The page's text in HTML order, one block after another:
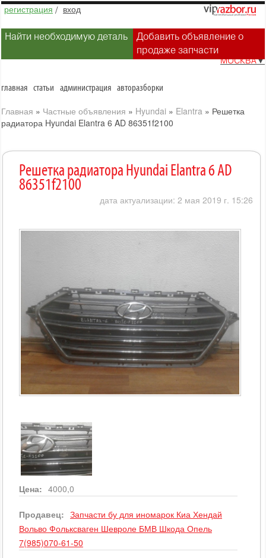
регистрация / вход
Найти необходимую деталь
Добавить объявление о
продаже запчасти
МОСКВА▼
главная статьи администрация авторазборки
Главная » Частные объявления » Hyundai » Elantra » Решетка
радиатора Hyundai Elantra 6 AD 86351f2100
Решетка радиатора Hyundai Elantra 6 AD
86351f2100
дата актуализации: 2 мая 2019 г. 15:26
Цена: 4000,0
Продавец: Запчасти бу для иномарок Киа Хендай
Вольво Фольксваген Шевроле БМВ Шкода Опель
7(985)070-61-50